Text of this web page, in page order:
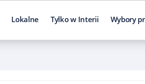
Lokalne Tylko w Interii Wybory